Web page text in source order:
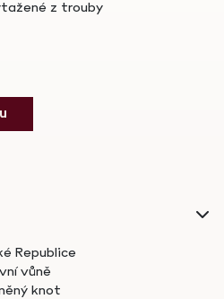
z trouby
Republice
vůně
knot